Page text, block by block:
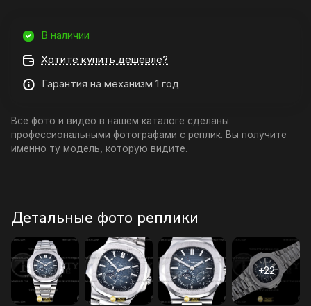
В наличии
Хотите купить дешевле?
Гарантия на механизм 1 год
Все фото и видео в нашем каталоге сделаны
профессиональными фотографами с реплик. Вы получите
именно ту модель, которую видите.
Детальные фото реплики